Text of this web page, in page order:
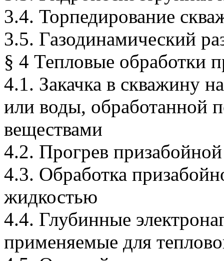
3.4. Торпедирование
3.5. Газодинамический
§ 4 Тепловые обработки
4.1. Закачка в скважину
или воды, обработанной
веществами
4.2. Прогрев
4.3. Обработка
жидкостью
4.4. Глубинные
применяемые для